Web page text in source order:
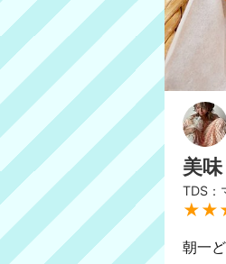
美
TDS：
朝一